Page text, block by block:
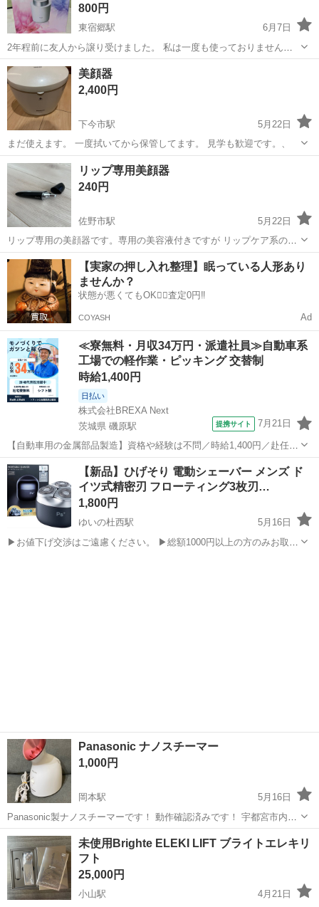
800円
東宿郷駅
6月7日
2年程前に友人から譲り受けました。 私は一度も使っておりません
が、まだまだ使用できると思いますので出品します。 【購入時価格】
友人から譲り受けた金額は3,000円。 ※新品購入では26,900円。 【傷
などの状態】とくに目...
栃木 宇都宮市 東宿郷駅
美顔器
2,400円
下今市駅
5月22日
まだ使えます。 一度拭いてから保管してます。 見学も歓迎です。、
栃木 日光市 下今市駅 美容家電
リップ専用美顔器
240円
佐野市駅
5月22日
リップ専用の美顔器です。専用の美容液付きですが リップケア系のク
リームやパックの上からも当てられます。
栃木 佐野市 佐野市駅 美容家電 美顔器
【実家の押し入れ整理】眠っている人形あり
ませんか？
状態が悪くてもOK🙆‍♀️査定0円‼️
COYASH Ad
≪寮無料・月収34万円・派遣社員≫自動車系
工場での軽作業・ピッキング 交替制
時給1,400円
日払い
株式会社BREXA Next
茨城県 磯原駅
提携サイト 7月21日
【自動車用の金属部品製造】資格や経験は不問／時給1,400円／赴任旅
費会社負担／正社員登用のチャンスあり／食堂利用可能／マイカー通
勤OK《茨城県茨城市》 人気の工場のお仕事 ◇トラックの金属部品の
製造◇ ★トラックの金属...
茨城 北茨城市 磯原駅 その他
【新品】ひげそり 電動シェーバー メンズ ド
イツ式精密刃 フローティング3枚刃…
1,800円
ゆいの杜西駅
5月16日
▶お値下げ交渉はご遠慮ください。 ▶総額1000円以上の方のみお取引
Panasonic ナノスチーマー
1,000円
岡本駅
5月16日
Panasonic製ナノスチーマーです！ 動作確認済みです！ 宇都宮市内に
てお渡し予定です！
栃木 宇都宮市 岡本駅 Panasonic
未使用Brighte ELEKI LIFT ブライトエレキリ
フト
25,000円
小山駅
4月21日